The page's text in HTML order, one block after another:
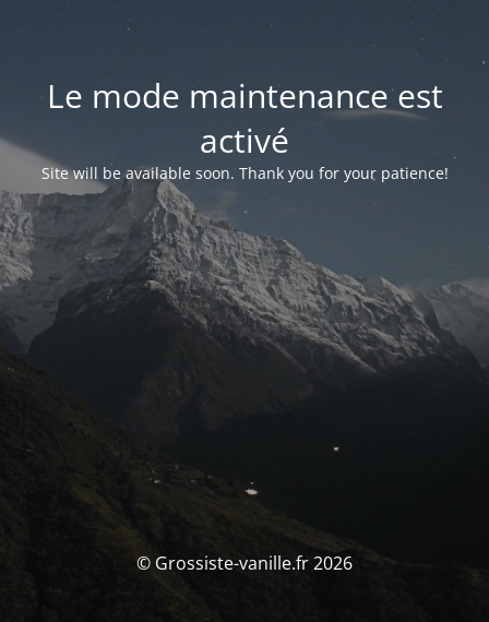
Le mode maintenance est
activé
Site will be available soon. Thank you for your patience!
© Grossiste-vanille.fr 2026